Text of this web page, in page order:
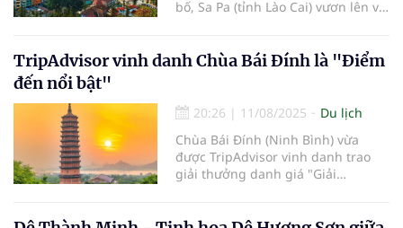
nghiệp dựa trên nền tảng của
kim chỉ nam cho mọi hoạt động
bố, Sa Pa (tỉnh Lào Cai) vươn lên vị
ở châu Á năm 2025".
TripAdvisor vinh danh Chùa Bái Đính là "Điểm
đến nổi bật"
20:26 | 11/08/2025
Du lịch
Chùa Bái Đính (Ninh Bình) vừa
được TripAdvisor vinh danh trao
giải thưởng danh giá "Giải